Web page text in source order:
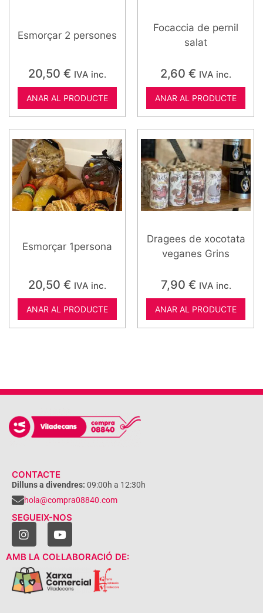
Esmorçar 2 persones
20,50 € IVA inc.
ANAR AL PRODUCTE
Focaccia de pernil
salat
2,60 € IVA inc.
ANAR AL PRODUCTE
Esmorçar 1persona
20,50 € IVA inc.
ANAR AL PRODUCTE
Dragees de xocotata
veganes Grins
7,90 € IVA inc.
ANAR AL PRODUCTE
CONTACTE
Dilluns a divendres: 09:00h a 12:30h
hola@compra08840.com
SEGUEIX-NOS
AMB LA COL·LABORACIÓ DE: